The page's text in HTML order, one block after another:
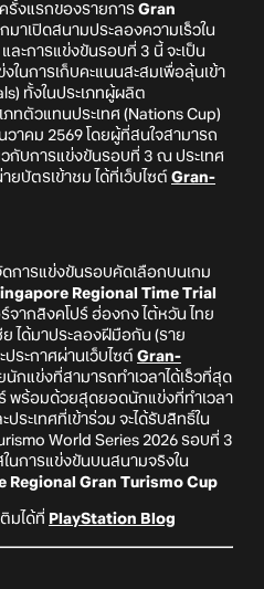
รั้งแรกของรายการ Gran
มาเปิดสนามประลองความเร็วใน
ละการแข่งขันรอบที่ 3 นี้ จะเป็น
ในการเก็บคะแนนสะสมเพื่อลุ้นเข้า
ทั้งในประเภทผู้ผลิต
ภทตัวแทนประเทศ (Nations Cup)
าคม 2569 โดยผู้ที่สนใจสามารถ
กับการแข่งขันรอบที่ 3 ณ ประเทศ
บัตรเข้าชม ได้ที่เว็บไซต์ Gran-
ดการแข่งขันรอบคัดเลือกบนเกม
Regional Time Trial
ร์จากสิงคโปร์ ฮ่องกง ไต้หวัน ไทย
ย ได้มาประลองฝีมือกัน (ราย
ระกาศผ่านเว็บไซต์ Gran-
นักแข่งที่สามารถทำเวลาได้เร็วที่สุด
พร้อมด้วยสุดยอดนักแข่งที่ทำเวลา
ระเทศที่เข้าร่วม จะได้รับสิทธิ์ใน
World Series 2026 รอบที่ 3
นการแข่งขันบนสนามจริงใน
Regional Gran Turismo Cup
มได้ที่ PlayStation Blog